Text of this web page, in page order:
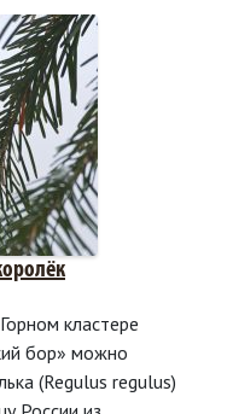
кластере
бор» можно
(Regulus regulus)